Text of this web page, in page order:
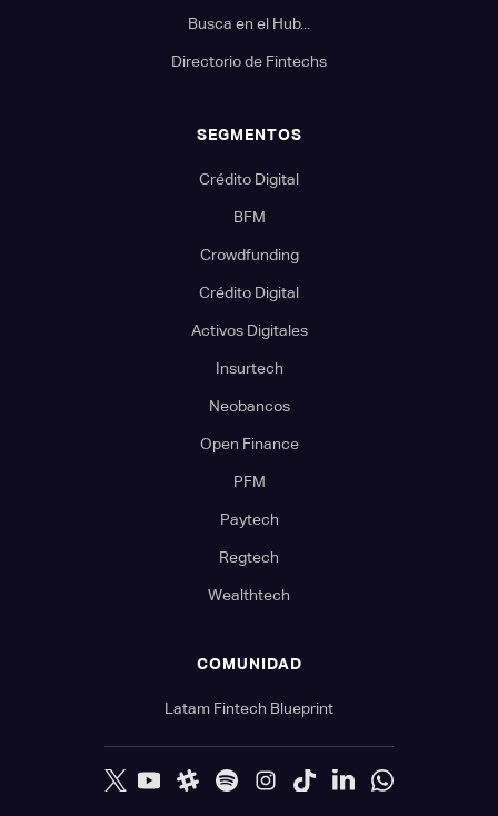
Busca en el Hub...
Directorio de Fintechs
SEGMENTOS
Crédito Digital
BFM
Crowdfunding
Crédito Digital
Activos Digitales
Insurtech
Neobancos
Open Finance
PFM
Paytech
Regtech
Wealthtech
COMUNIDAD
Latam Fintech Blueprint